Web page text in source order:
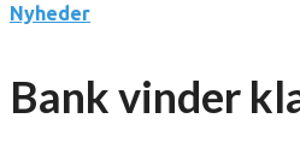
efter:
Nyheder
Bank vinder